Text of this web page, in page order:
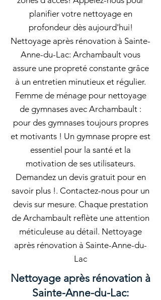
planifier votre nettoyage en
profondeur dès aujourd'hui!
Nettoyage après rénovation à Sainte-
Anne-du-Lac: Archambault vous
assure une propreté constante grâce
à un entretien minutieux et régulier.
Femme de ménage pour nettoyage
de gymnases avec Archambault :
pour des gymnases toujours propres
et motivants ! Un gymnase propre est
essentiel pour la santé et la
motivation de ses utilisateurs.
Demandez un devis gratuit pour en
savoir plus !. Contactez-nous pour un
devis sur mesure. Chaque prestation
de Archambault reflète une attention
méticuleuse au détail. Nettoyage
après rénovation à Sainte-Anne-du-
Lac
Nettoyage après rénovation à
Sainte-Anne-du-Lac: